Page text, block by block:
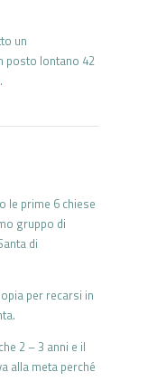
un
posto lontano 42
le prime 6 chiese
gruppo di
di
per recarsi in
2 – 3 anni e il
alla meta perché